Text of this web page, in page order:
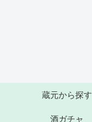
蔵元から探す
酒ガチャ